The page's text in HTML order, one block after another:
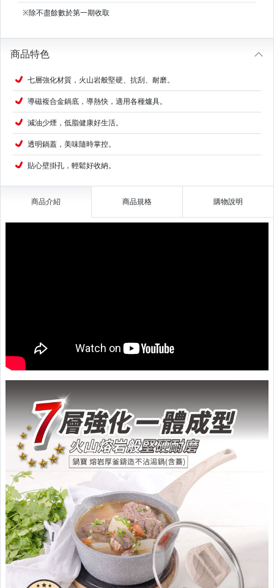
※除不盡餘數於第一期收取
商品特色
七層強化材質，火山岩般堅硬、抗刮、耐磨。
導磁複合金鍋底，導熱快，適用各種爐具。
減油少煙，低脂健康好生活。
透明鍋蓋，美味隨時掌控。
貼心壁掛孔，輕鬆好收納。
商品介紹 商品規格 購物說明